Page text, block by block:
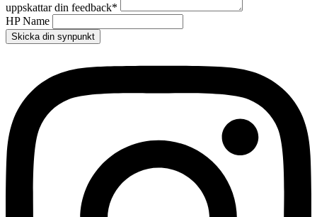
uppskattar din feedback*
HP Name
Skicka din synpunkt